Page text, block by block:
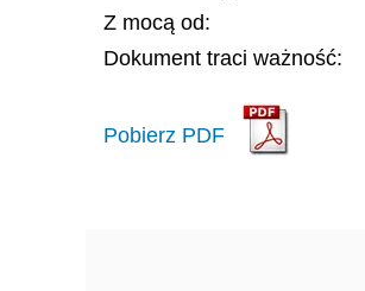
Z mocą od:
Dokument traci ważność:
Pobierz PDF